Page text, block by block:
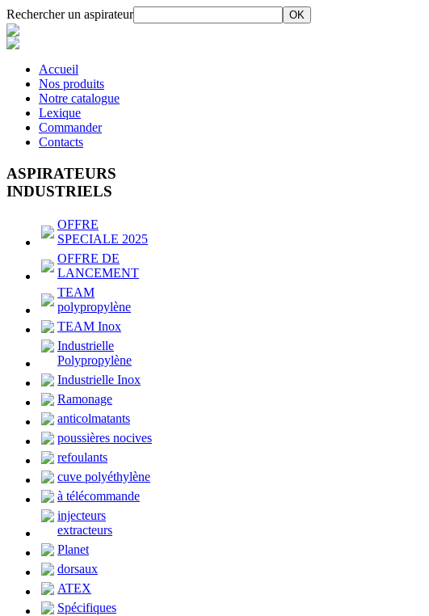
Rechercher un aspirateur
Accueil
Nos produits
Notre catalogue
Lexique
Commander
Contacts
ASPIRATEURS
INDUSTRIELS
OFFRE
SPECIALE 2025
OFFRE DE
LANCEMENT
TEAM
polypropylène
TEAM Inox
Industrielle
Polypropylène
Industrielle Inox
Ramonage
anticolmatants
poussières nocives
refoulants
cuve polyéthylène
à télécommande
injecteurs
extracteurs
Planet
dorsaux
ATEX
Spécifiques